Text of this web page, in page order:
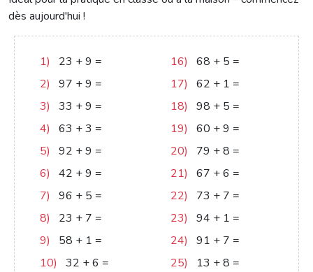
dès aujourd'hui !
1) 23 +9 =
2)
97 +9 =
3)
33 +9 =
4)
63 +3 =
5)
92 +9 =
6)
42 +9 =
7)
96 + 5 =
8)
23 + 7 =
9)
58 + 1 =
10)
32 +6 =
16) 68 + 5 =
17)
62 + 1 =
18)
98 + 5 =
19)
60 +9 =
20)
79 +8 =
21)
67 +6 =
22)
73 + 7 =
23)
94 + 1 =
24)
91 + 7 =
25)
13 +8 =